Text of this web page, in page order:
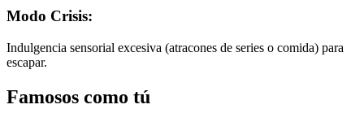
Modo Crisis:
Indulgencia sensorial excesiva (atracones de series o comida) para
escapar.
Famosos como tú